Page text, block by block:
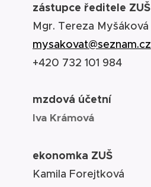
zástupce ředitele ZUŠ
Mgr. Tereza Myšáková
mysakovat@seznam.cz
+420 732 101 984
mzdová účetní
Iva Krámová
ekonomka ZUŠ
Kamila Forejtková